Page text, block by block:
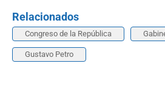
Relacionados
Congreso de la República
Gustavo Petro